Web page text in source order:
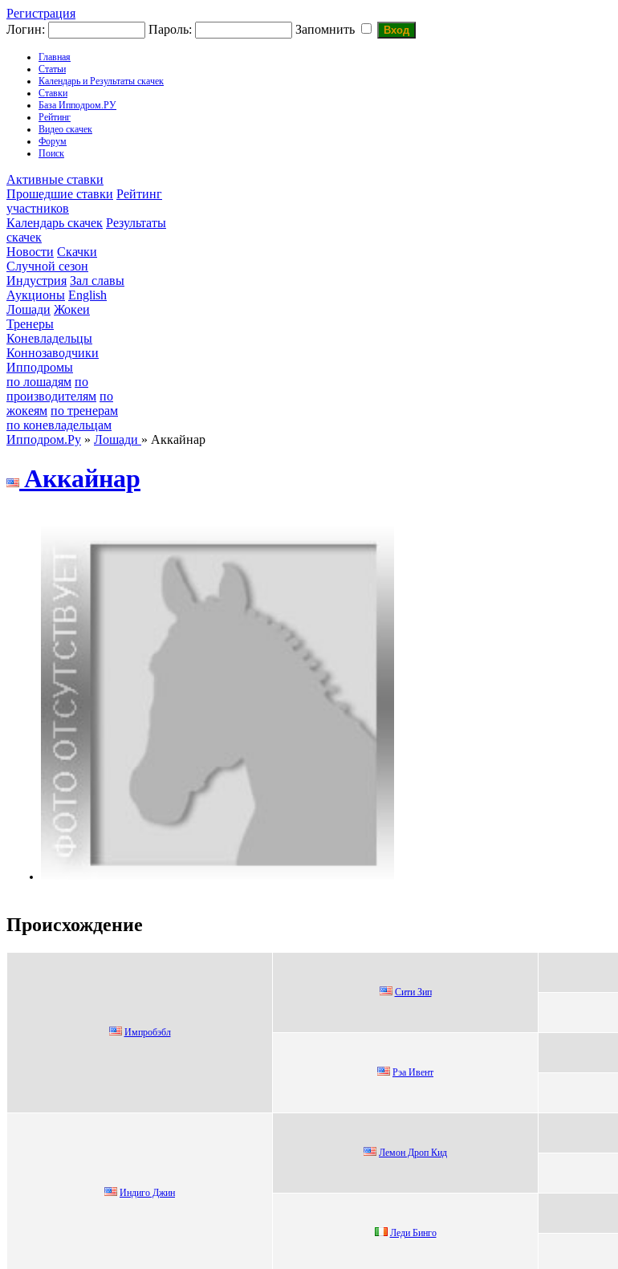
Регистрация
Логин:
Пароль: Запомнить
Главная
Статьи
Календарь и Результаты скачек
Ставки
База Ипподром.РУ
Рейтинг
Видео скачек
Форум
Поиск
Активные ставки
Прошедшие ставки Рейтинг
участников
Календарь скачек Результаты
скачек
Новости Скачки
Случной сезон
Индустрия Зал славы
Аукционы English
Лошади Жокеи
Тренеры
Коневладельцы
Коннозаводчики
Ипподромы
по лошадям по
производителям по
жокеям по тренерам
по коневладельцам
Ипподром.Ру » Лошади » Аккайнар
Aккайнаp
Происхождение
Импpoбэбл
Cити Зип
Pэа Ивент
Индигo Джин
Лeмoн Дрoп Кид
Леди Бингo